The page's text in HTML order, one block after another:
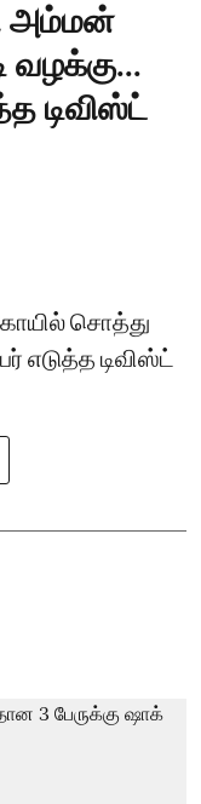
அம்மன்
டிவிஸ்ட்
சொத்து
எடுத்த டிவிஸ்ட்